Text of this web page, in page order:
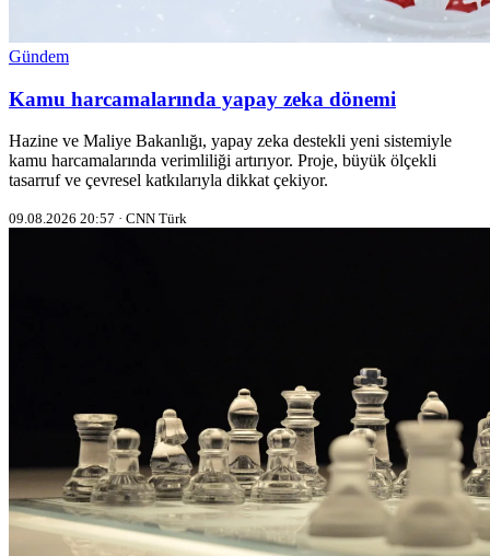
Gündem
Kamu harcamalarında yapay zeka dönemi
Hazine ve Maliye Bakanlığı, yapay zeka destekli yeni sistemiyle
kamu harcamalarında verimliliği artırıyor. Proje, büyük ölçekli
tasarruf ve çevresel katkılarıyla dikkat çekiyor.
09.08.2026 20:57 · CNN Türk